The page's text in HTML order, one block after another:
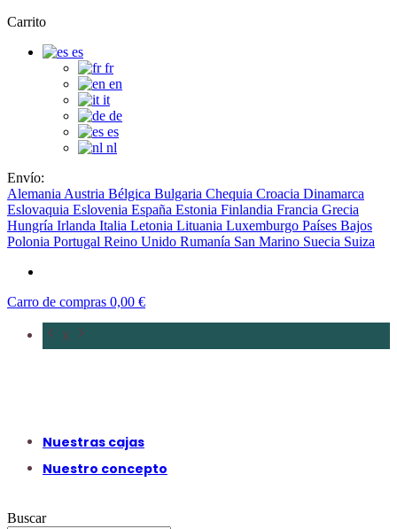
Carrito
es
fr
en
it
de
es
nl
Envío:
Alemania Austria Bélgica Bulgaria Chequia Croacia Dinamarca
Eslovaquia Eslovenia España Estonia Finlandia Francia Grecia
Hungría Irlanda Italia Letonia Lituania Luxemburgo Países Bajos
Polonia Portugal Reino Unido Rumanía San Marino Suecia Suiza
Carro de compras 0,00 €
X
Nuestras cajas
Nuestro concepto
Buscar